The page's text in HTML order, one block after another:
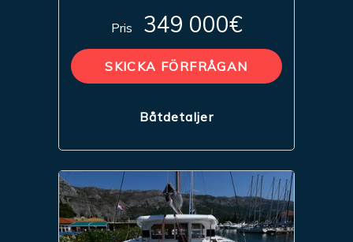
Pris 349 000€
SKICKA FÖRFRÅGAN
Båtdetaljer